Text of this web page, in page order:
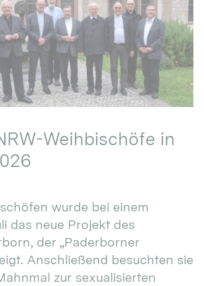
Weihbischöfe in
wurde bei einem
das neue Projekt des
der „Paderborner
Anschließend besuchten sie
zur sexualisierten